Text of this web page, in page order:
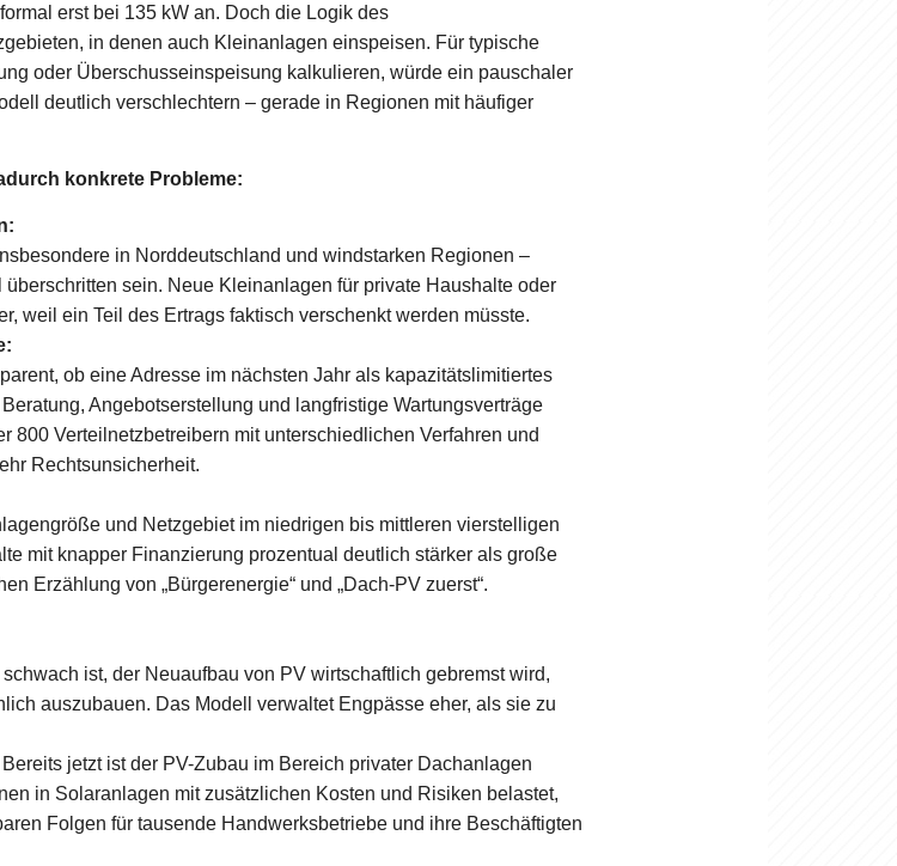
erst bei 135 kW an. Doch die Logik des
in denen auch Kleinanlagen einspeisen. Für typische
oder Überschusseinspeisung kalkulieren, würde ein pauschaler
deutlich verschlechtern – gerade in Regionen mit häufiger
konkrete Probleme:
in Norddeutschland und windstarken Regionen –
sein. Neue Kleinanlagen für private Haushalte oder
weil ein Teil des Ertrags faktisch verschenkt werden müsste.
ob eine Adresse im nächsten Jahr als kapazitätslimitiertes
Angebotserstellung und langfristige Wartungsverträge
800 Verteilnetzbetreibern mit unterschiedlichen Verfahren und
Rechtsunsicherheit.
und Netzgebiet im niedrigen bis mittleren vierstelligen
mit knapper Finanzierung prozentual deutlich stärker als große
Erzählung von „Bürgerenergie“ und „Dach-PV zuerst“.
ist, der Neuaufbau von PV wirtschaftlich gebremst wird,
auszubauen. Das Modell verwaltet Engpässe eher, als sie zu
jetzt ist der PV-Zubau im Bereich privater Dachanlagen
in Solaranlagen mit zusätzlichen Kosten und Risiken belastet,
Folgen für tausende Handwerksbetriebe und ihre Beschäftigten